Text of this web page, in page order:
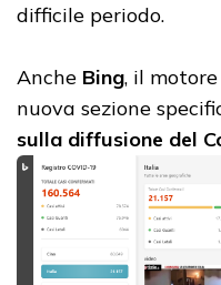
difficile periodo.
Anche Bing, il
nuova sezione
sulla diffusione del